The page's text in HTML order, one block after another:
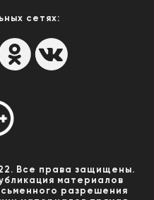
сетях:
Все права защищены.
материалов
разрешения